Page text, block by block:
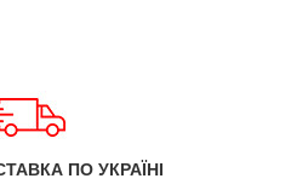
ПО УКРАЇНІ